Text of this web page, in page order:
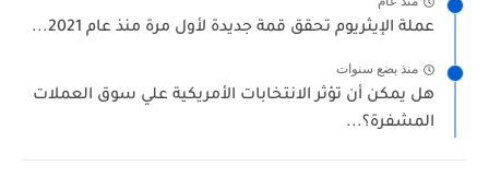
عملة الإيثريوم تحقق قمة جديدة لأول مرة منذ عام 2021...
منذ بضع سنوات
هل يمكن أن تؤثر الانتخابات الأمريكية علي سوق العملات
المشفرة؟...